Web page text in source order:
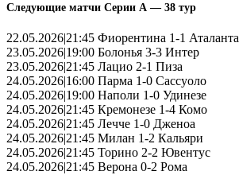
Следующие матчи Серии А — 38 тур
22.05.2026|21:45 Фиорентина 1-1 Аталанта
23.05.2026|19:00 Болонья 3-3 Интер
23.05.2026|21:45 Лацио 2-1 Пиза
24.05.2026|16:00 Парма 1-0 Сассуоло
24.05.2026|19:00 Наполи 1-0 Удинезе
24.05.2026|21:45 Кремонезе 1-4 Комо
24.05.2026|21:45 Лечче 1-0 Дженоа
24.05.2026|21:45 Милан 1-2 Кальяри
24.05.2026|21:45 Торино 2-2 Ювентус
24.05.2026|21:45 Верона 0-2 Рома